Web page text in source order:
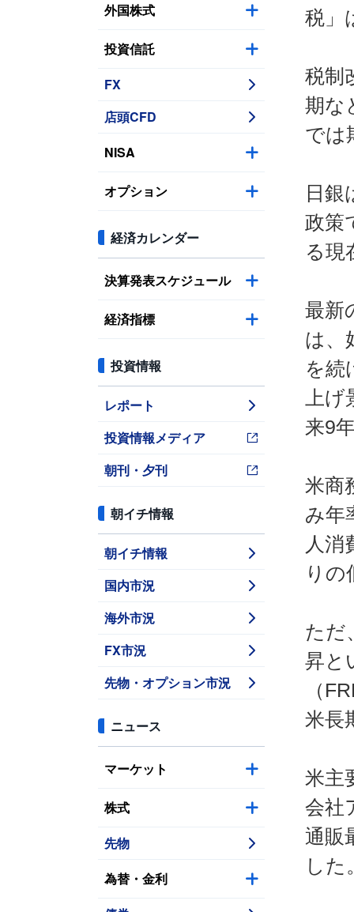
外国株式
投資信託
FX
店頭CFD
NISA
オプション
経済カレンダー
決算発表スケジュール
経済指標
投資情報
レポート
投資情報メディア
朝刊・夕刊
朝イチ情報
朝イチ情報
国内市況
海外市況
FX市況
先物・オプション市況
ニュース
マーケット
株式
先物
為替・金利
税」
税制
期な
では
日銀
政策
る現
最新
は、
を続
上
来9
米商
み年
人消
りの
ただ
昇と
（
米長
米主
会社
通販
した